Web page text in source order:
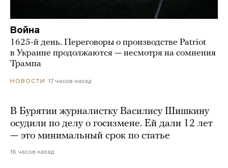
Война
1625-й день. Переговоры о производстве Patriot
в Украине продолжаются — несмотря на сомнения
Трампа
НОВОСТИ 17 часов назад
В Бурятии журналистку Василису Шишкину
осудили по делу о госизмене. Ей дали 12 лет
— это минимальный срок по статье
16 часов назад